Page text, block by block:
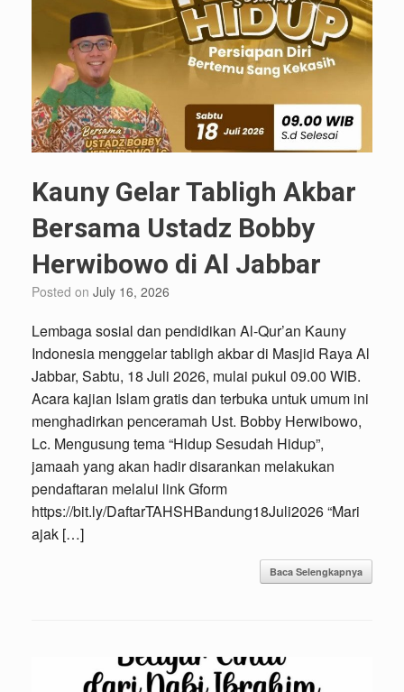
Kauny Gelar Tabligh Akbar
Bersama Ustadz Bobby
Herwibowo di Al Jabbar
Posted on July 16, 2026
Lembaga sosial dan pendidikan Al-Qur’an Kauny
Indonesia menggelar tabligh akbar di Masjid Raya Al
Jabbar, Sabtu, 18 Juli 2026, mulai pukul 09.00 WIB.
Acara kajian Islam gratis dan terbuka untuk umum ini
menghadirkan penceramah Ust. Bobby Herwibowo,
Lc. Mengusung tema “Hidup Sesudah Hidup”,
jamaah yang akan hadir disarankan melakukan
pendaftaran melalui link Gform
https://bit.ly/DaftarTAHSHBandung18Juli2026 “Mari
ajak […]
Baca Selengkapnya